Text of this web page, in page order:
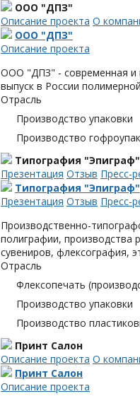
ООО "ДПЗ"
Описание проекта О
ООО "ДПЗ"
Описание проекта
ООО "ДПЗ" - современная и
выпуск в России
Отрасль
Производство упаковки
Производство
Типография "Эпиграф"
Презентация Отзыв Пресс-
Типография "Эпиграф"
Презентация Отзыв Пресс-
Производственно-
полиграфии, производства
сувениров, флексография,
Отрасль
Флексопечать
Производство упаковки
Производство
Принт Салон
Описание проекта О
Принт Салон
Описание проекта